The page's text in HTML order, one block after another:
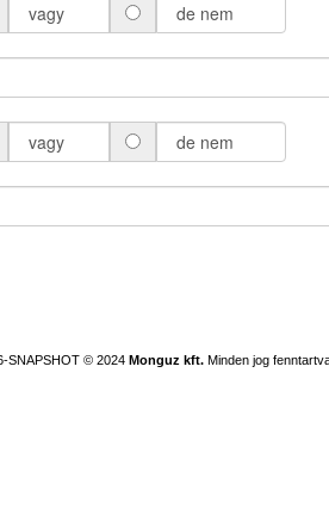
vagy de nem
vagy de nem
SNAPSHOT © 2024 Monguz kft. Minden jog